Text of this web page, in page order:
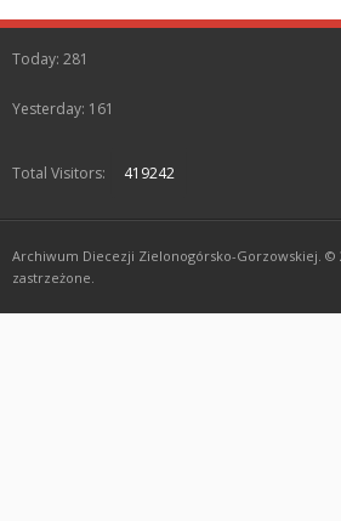
Today: 281
Yesterday: 161
Total Visitors: 419242
Archiwum Diecezji Zielonogórsko-Gorzowskiej. ©
zastrzeżone.